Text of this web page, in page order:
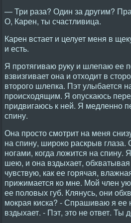
— Три раза? Один за другим?
О, Карен, ты счастливица.
Карен встает и целует меня в
и есть.
Я протягиваю руку и шлепаю ее
взвизгивает она и отходит в
второго шлепка. Пэт улыбается
происходящим. Я опускаюсь
придвигаюсь к ней. Я медленно
спину.
Она просто смотрит на меня
на спину, широко раскрыв
ногами, когда ложится на спину.
шею, и она вздыхает,
чувствую, как ее горячая,
прижимается ко мне. Мой член
ее половых губ. Клянусь, они
мокрая киска? - Спрашиваю я ее
вздыхает. - Пэт, это не ответ. Ты